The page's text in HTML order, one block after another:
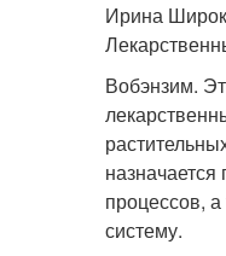
Ирина
Вобэнзим.
процессов,
систему.